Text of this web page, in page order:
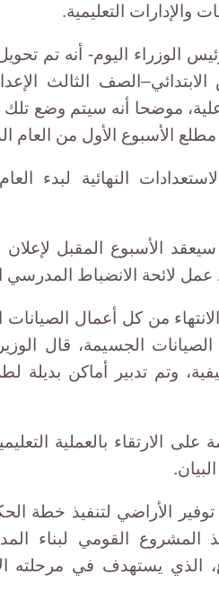
والإدارات التعليمية.
الوزراء اليوم- أنه تم
الثالث
مناهح تفاعلية، موضحا أنه سيتم
مطلع الأسبوع الأول من العام
النهائية لبدء
الأسبوع المقبل لإعلان
لائحة الانضباط المدرسي
من كل أعمال
الجسيمة، قال
وتم تدبير أماكن بديلة
الارتقاء بالعملية
القومي لبناء